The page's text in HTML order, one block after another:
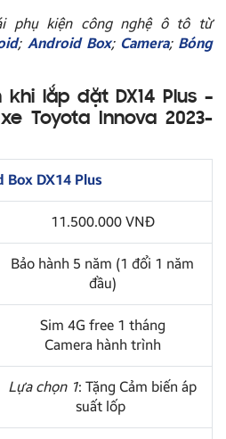
phụ kiện công nghệ ô tô từ
; Android Box; Camera; Bóng
lắp đặt DX14 Plus –
Toyota Innova 2023-
Box DX14 Plus
11.500.000 VNĐ
Bảo hành 5 năm (1 đổi 1 năm
đầu)
Sim 4G free 1 tháng
Camera hành trình
Lựa chọn 1: Tặng Cảm biến áp
suất lốp